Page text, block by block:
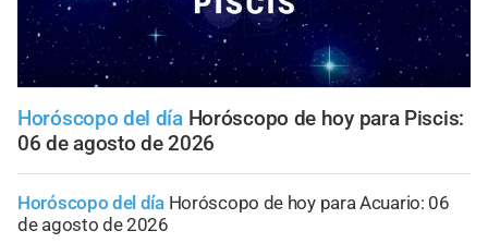
Horóscopo del día Horóscopo de hoy para Piscis:
06 de agosto de 2026
Horóscopo del día Horóscopo de hoy para Acuario: 06
de agosto de 2026